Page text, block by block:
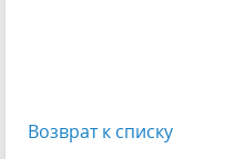
Возврат к списку